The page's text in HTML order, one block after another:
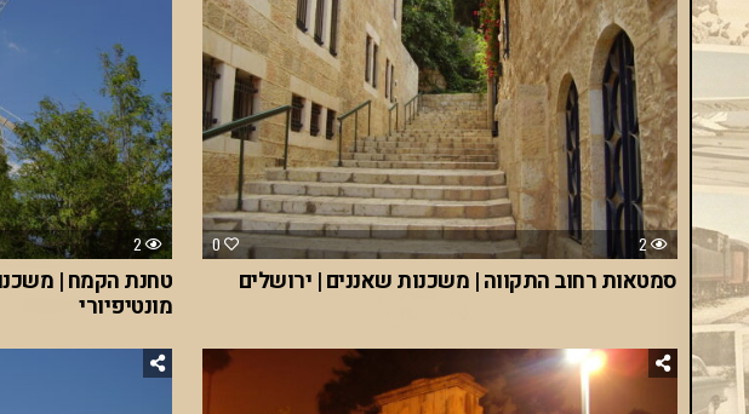
2
טחנת הקמח |
מונטיפיורי
0 2
סמטאות רחוב התקווה | משכנות שאננים | ירושלים